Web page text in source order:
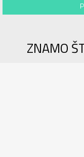
ZNAMO